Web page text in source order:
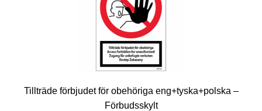
Tillträde förbjudet för obehöriga eng+tyska+polska –
Förbudsskylt